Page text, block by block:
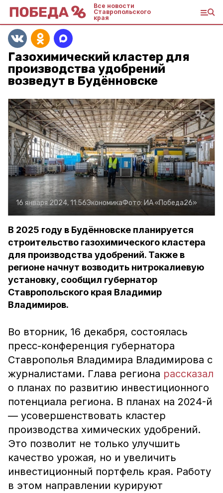
Все новости
Ставропольского
края
Газохимический кластер для
производства удобрений
возведут в Будённовске
16 января 2024, 11:56ЭкономикаФото: ИА «Победа26»
В 2025 году в Будённовске планируется
строительство газохимического кластера
для производства удобрений. Также в
регионе начнут возводить нитрокалиевую
установку, сообщил губернатор
Ставропольского края Владимир
Владимиров.
Во вторник, 16 декабря, состоялась
пресс-конференция губернатора
Ставрополья Владимира Владимирова с
журналистами. Глава региона рассказал
о планах по развитию инвестиционного
потенциала региона. В планах на 2024-й
— усовершенствовать кластер
производства химических удобрений.
Это позволит не только улучшить
качество урожая, но и увеличить
инвестиционный портфель края. Работу
в этом направлении курируют